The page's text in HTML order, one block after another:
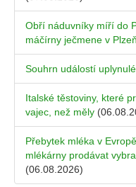
Obří náduvníky míří do
máčírny ječmene v
Souhrn událostí
Italské těstoviny, které
vajec, než měly
Přebytek mléka v
mlékárny prodávat
(06.08.2026)